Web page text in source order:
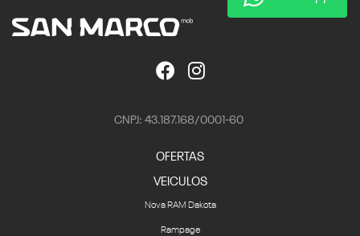
CNPJ: 43.187.168/0001-60
OFERTAS
VEICULOS
Nova RAM Dakota
Rampage